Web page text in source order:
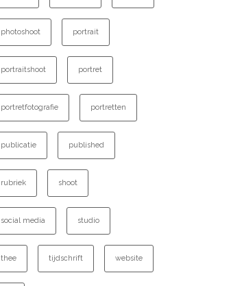
photoshoot portrait
portraitshoot portret
portretfotografie portretten
publicatie published
rubriek shoot
social media studio
thee tijdschrift website